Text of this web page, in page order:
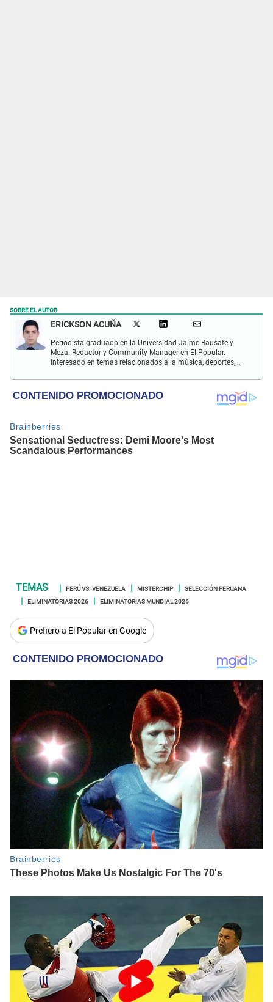
SOBRE EL AUTOR:
ERICKSON ACUÑA
Periodista graduado en la Universidad Jaime Bausate y
Meza. Redactor y Community Manager en El Popular.
Interesado en temas relacionados a la música, deportes,
PERÚ VS. VENEZUELA MISTERCHIP
SELECCIÓN PERUANA
ELIMINATORIAS 2026
ELIMINATORIAS MUNDIAL 2026
Prefiero a El Popular en Google